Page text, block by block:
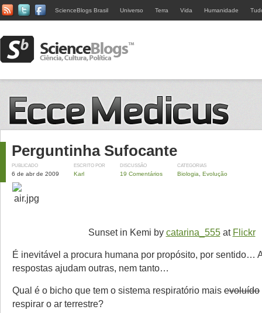
ScienceBlogs Brasil Universo Terra Vida Humanidade
Perguntinha Sufocante
PUBLICADO
6 de abr de 2009
ESCRITO POR
Karl
DISCUSSÃO
19 Comentários
CATEGORIAS
Biologia Evolução
Sunset in Kemi by catarina_555at Flickr
É inevitável a procura humana por propósito, por sentido…
respostas ajudam outras, nem tanto…
Qual é o bicho que tem o sistema respiratório mais evoluído
respirar o ar terrestre?